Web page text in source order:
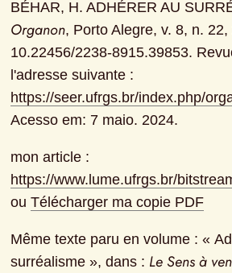
Organon, Porto Alegre, v. 8, n.
10.22456/2238-8915.39853.
https://seer.ufrgs.br/index.php/
Acesso em: 7 maio. 2024.
https://www.lume.ufrgs.br/
ou Télécharger ma copie PDF
Même texte paru en volume : «
surréalisme », dans : Le Sens à